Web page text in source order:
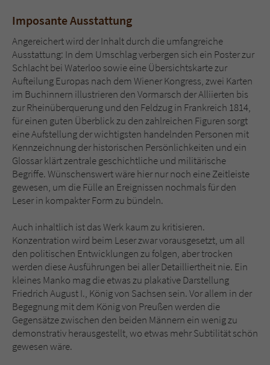
Imposante Ausstattung
Angereichert wird der Inhalt durch die umfangreiche
Ausstattung: In dem Umschlag verbergen sich ein Poster zur
Schlacht bei Waterloo sowie eine Übersichtskarte zur
Aufteilung Europas nach dem Wiener Kongress, zwei Karten
im Buchinnern illustrieren den Vormarsch der Alliierten bis
zur Rheinüberquerung und den Feldzug in Frankreich 1814,
für einen guten Überblick zu den zahlreichen Figuren sorgt
eine Aufstellung der wichtigsten handelnden Personen mit
Kennzeichnung der historischen Persönlichkeiten und ein
Glossar klärt zentrale geschichtliche und militärische
Begriffe. Wünschenswert wäre hier nur noch eine Zeitleiste
gewesen, um die Fülle an Ereignissen nochmals für den
Leser in kompakter Form zu bündeln.
Auch inhaltlich ist das Werk kaum zu kritisieren.
Konzentration wird beim Leser zwar vorausgesetzt, um all
den politischen Entwicklungen zu folgen, aber trocken
werden diese Ausführungen bei aller Detailliertheit nie. Ein
kleines Manko mag die etwas zu plakative Darstellung
Friedrich August I., König von Sachsen sein. Vor allem in der
Begegnung mit dem König von Preußen werden die
Gegensätze zwischen den beiden Männern ein wenig zu
demonstrativ herausgestellt, wo etwas mehr Subtilität schön
gewesen wäre.